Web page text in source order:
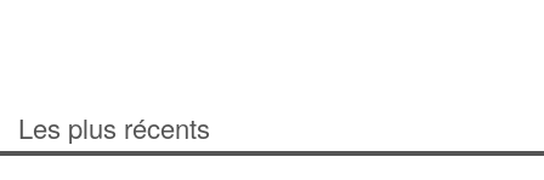
Les plus récents